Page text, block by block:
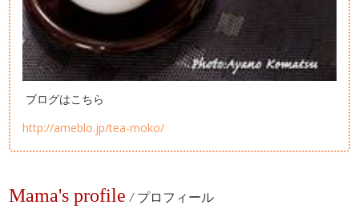
ブログはこちら
http://ameblo.jp/tea-moko/
Mama's profile / プロフィール